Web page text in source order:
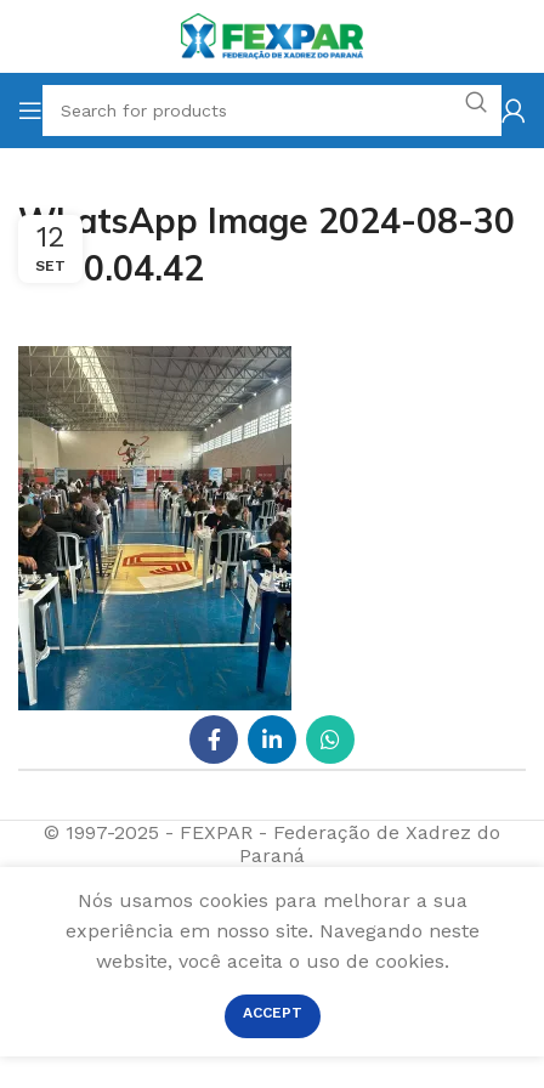
WhatsApp Image 2024-08-30
at 00.04.42
12
SET
© 1997-2025 - FEXPAR - Federação de Xadrez do
Paraná
Nós usamos cookies para melhorar a sua
experiência em nosso site. Navegando neste
website, você aceita o uso de cookies.
ACCEPT